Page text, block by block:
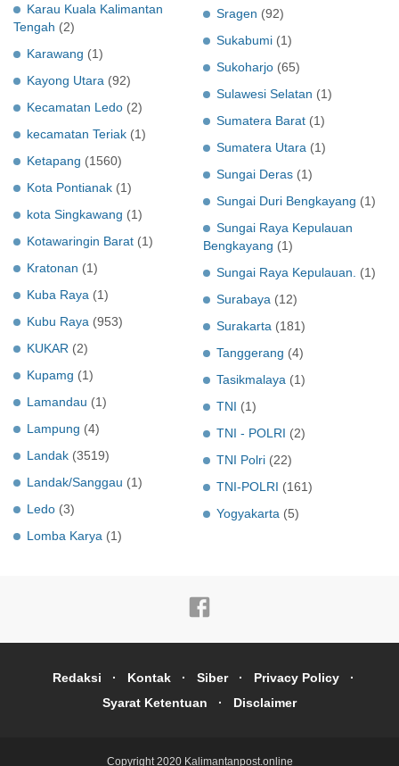
Karau Kuala Kalimantan
Tengah (2)
Karawang (1)
Kayong Utara (92)
Kecamatan Ledo (2)
kecamatan Teriak (1)
Ketapang (1560)
Kota Pontianak (1)
kota Singkawang (1)
Kotawaringin Barat (1)
Kratonan (1)
Kuba Raya (1)
Kubu Raya (953)
KUKAR (2)
Kupamg (1)
Lamandau (1)
Lampung (4)
Landak (3519)
Landak/Sanggau (1)
Ledo (3)
Lomba Karya (1)
Sragen (92)
Sukabumi (1)
Sukoharjo (65)
Sulawesi Selatan (1)
Sumatera Barat (1)
Sumatera Utara (1)
Sungai Deras (1)
Sungai Duri Bengkayang (1)
Sungai Raya Kepulauan
Bengkayang (1)
Sungai Raya Kepulauan.
(1)
Surabaya (12)
Surakarta (181)
Tanggerang (4)
Tasikmalaya (1)
TNI (1)
TNI - POLRI (2)
TNI Polri (22)
TNI-POLRI (161)
Yogyakarta (5)
Redaksi Kontak Siber
Privacy Policy
Syarat Ketentuan
Disclaimer
Copyright 2020 Kalimantanpost.online